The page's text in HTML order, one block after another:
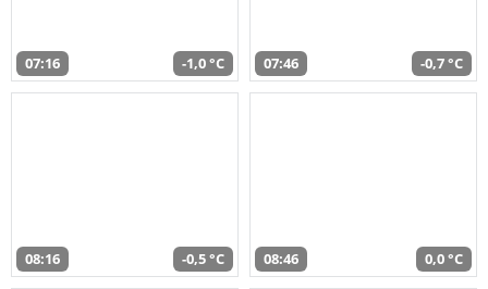
07:16 -1,0 °C 07:46 -0,7 °C
08:16 -0,5 °C 08:46 0,0 °C